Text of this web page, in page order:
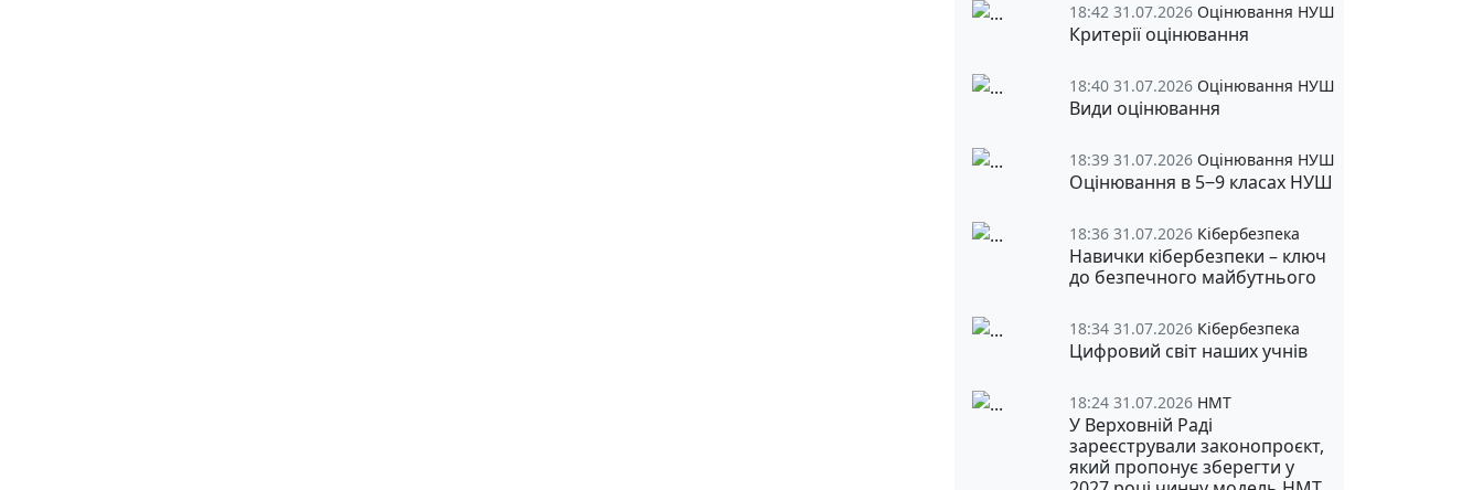
18:42 31.07.2026 Оцінювання НУШ
Критерії оцінювання
18:40 31.07.2026 Оцінювання НУШ
Види оцінювання
18:39 31.07.2026 Оцінювання НУШ
Оцінювання в 5‒9 класах НУШ
18:36 31.07.2026 Кібербезпека
Навички кібербезпеки – ключ
до безпечного майбутнього
18:34 31.07.2026 Кібербезпека
Цифровий світ наших учнів
18:24 31.07.2026 НМТ
У Верховній Раді
зареєстрували законопроєкт,
який пропонує зберегти у